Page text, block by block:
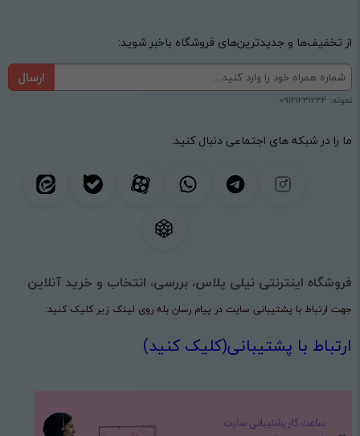
از تخفیف‌ها و جدیدترین‌های فروشگاه باخبر شوید:
ارسال
نمونه: 09121231234
ما را در شبکه های اجتماعی دنبال کنید.
فروشگاه اینترنتی نیلی پلاس، بررسی، انتخاب و خرید آنلاین
جهت ارتباط با پشتیبانی سایت در پیام رسان بله روی لینک زیر کلیک کنید:
ارتباط با پشتیبانی(کلیک کنید)